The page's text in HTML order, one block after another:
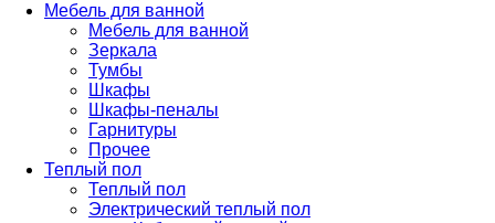
Мебель для ванной
Мебель для ванной
Зеркала
Тумбы
Шкафы
Шкафы-пеналы
Гарнитуры
Прочее
Теплый пол
Теплый пол
Электрический теплый пол